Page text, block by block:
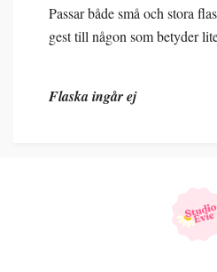
Passar både små och stora
gest till någon som betyder
Flaska ingår ej